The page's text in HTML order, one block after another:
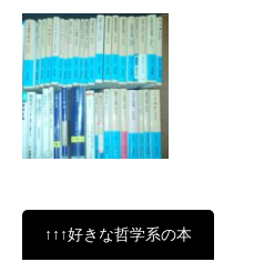
↑↑↑好きな哲学系の本